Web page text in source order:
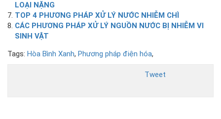
LOẠI NẶNG
TOP 4 PHƯƠNG PHÁP XỬ LÝ NƯỚC NHIỄM CHÌ
CÁC PHƯƠNG PHÁP XỬ LÝ NGUỒN NƯỚC BỊ NHIỄM VI
SINH VẬT
Tags: Hòa Bình Xanh, Phương pháp điện hóa,
Tweet